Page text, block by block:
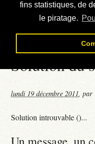
fins statistiques, de
le piratage.
Téléchargement
Contact
Solution du
lundi 19 décembre 2011,par
Solution introuvable ()...